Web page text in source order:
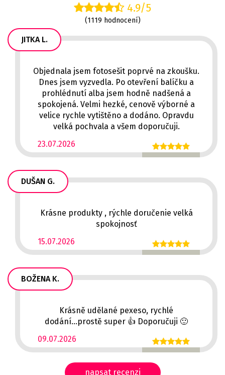
4.9/5
(1119 hodnocení)
JITKA L.
23.07.2026
Objednala jsem fotosešit poprvé na zkoušku.
Dnes jsem vyzvedla. Po otevření balíčku a
prohlédnutí alba jsem hodně nadšená a
spokojená. Velmi hezké, cenově výborné a
velice rychle vytištěno a dodáno. Opravdu
velká pochvala a všem doporučuji.
DUŠAN G.
15.07.2026
Krásne produkty , rýchle doručenie velká
spokojnosť
BOŽENA K.
09.07.2026
Krásně udělané pexeso, rychlé
dodání...prostě super 👍 Doporučuji 🙂
napsat recenzi